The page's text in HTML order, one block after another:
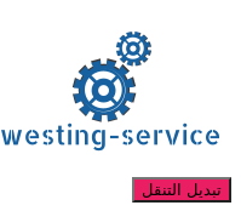
تبديل التنقل